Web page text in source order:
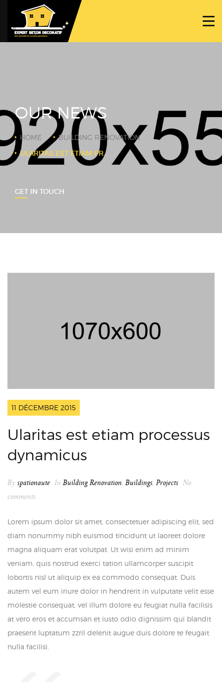
PROJETS
NOUS CONTACTER
OUR NEWS
HOME BUILDING RENOVATION
ULARITAS EST ETIAM PROCESSUS DYNAMICUS
GET IN TOUCH
11 DÉCEMBRE 2015
Ularitas est etiam processus
dynamicus
By spationaute In Building Renovation, Buildings, Projects No
comments
Lorem ipsum dolor sit amet, consectetuer adipiscing elit, sed
diam nonummy nibh euismod tincidunt ut laoreet dolore
magna aliquam erat volutpat. Ut wisi enim ad minim
veniam, quis nostrud exerci tation ullamcorper suscipit
lobortis nisl ut aliquip ex ea commodo consequat. Duis
autem vel eum iriure dolor in hendrerit in vulputate velit esse
molestie consequat, vel illum dolore eu feugiat nulla facilisis
at vero eros et accumsan et iusto odio dignissim qui blandit
praesent luptatum zzril delenit augue duis dolore te feugait
nulla facilisi.